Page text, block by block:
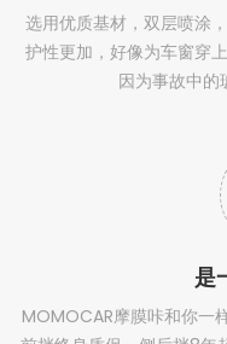
选用优质基材，双层喷涂
护性更加，好像为车窗穿
因为事故中的
是
MOMOCAR摩膜咔和你一